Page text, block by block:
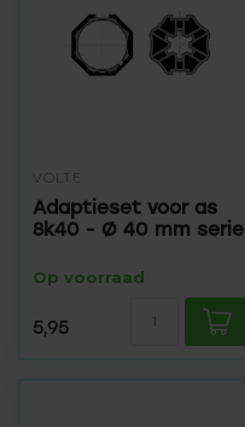
VOLTE
Adaptieset voor as
8k40 - Ø 40 mm serie
Op voorraad
5,95